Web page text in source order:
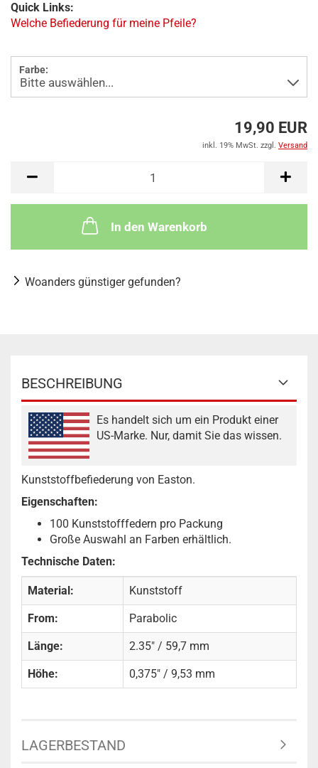
Quick Links:
Welche Befiederung für meine Pfeile?
Farbe:
19,90 EUR
inkl. 19% MwSt. zzgl. Versand
In den Warenkorb
Woanders günstiger gefunden?
BESCHREIBUNG
Es handelt sich um ein Produkt einer
US-Marke. Nur, damit Sie das wissen.
Kunststoffbefiederung von Easton.
Eigenschaften:
100 Kunststofffedern pro Packung
Große Auswahl an Farben erhältlich.
Technische Daten:
Material: Kunststoff
From: Parabolic
Länge: 2.35" / 59,7 mm
Höhe: 0,375" / 9,53 mm
LAGERBESTAND